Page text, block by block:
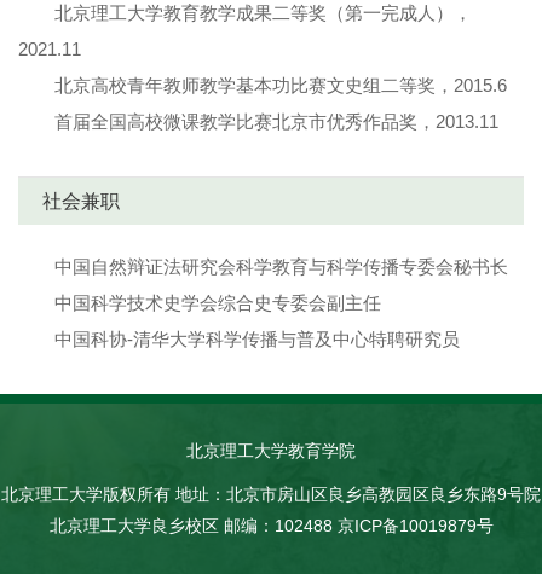
北京理工大学教育教学成果二等奖（第一完成人），
2021.11
北京高校青年教师教学基本功比赛文史组二等奖，2015.6
首届全国高校微课教学比赛北京市优秀作品奖，2013.11
社会兼职
中国自然辩证法研究会科学教育与科学传播专委会秘书长
中国科学技术史学会综合史专委会副主任
中国科协-清华大学科学传播与普及中心特聘研究员
北京理工大学教育学院
北京理工大学版权所有 地址：北京市房山区良乡高教园区良乡东路9号院
北京理工大学良乡校区 邮编：102488 京ICP备10019879号